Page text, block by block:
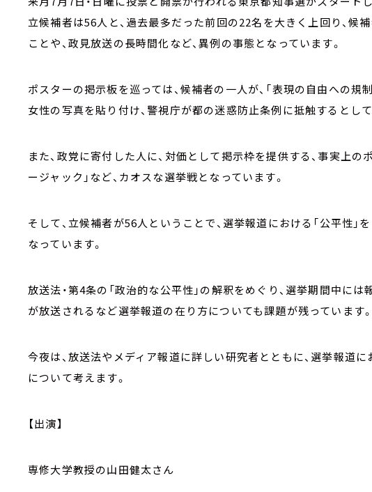
立候補者は56人と、過去最多だった前回の22名を大きく上回り、候
ことや、政見放送の長時間化など、異例の事態となっています。
ポスターの掲示板を巡っては、候補者の一人が、「表現の自由への規
女性の写真を貼り付け、警視庁が都の迷惑防止条例に抵触するとして
また、政党に寄付した人に、対価として掲示枠を提供する、事実上の
ージャック」など、カオスな選挙戦となっています。
そして、立候補者が56人ということで、選挙報道における「公平性」
なっています。
放送法・第4条の「政治的な公平性」の解釈をめぐり、選挙期間中に
が放送されるなど選挙報道の在り方についても課題が残っています。
今夜は、放送法やメディア報道に詳しい研究者とともに、選挙報道
について考えます。
【出演】
専修大学教授の山田健太さん